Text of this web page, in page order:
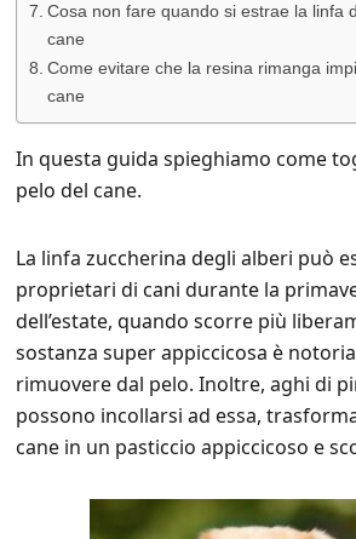
Cosa non fare quando si estrae la linfa
cane
Come evitare che la resina rimanga
cane
In questa guida spieghiamo come
pelo del cane.
La linfa zuccherina degli alberi può
proprietari di cani durante la
dell’estate, quando scorre più
sostanza super appiccicosa è
rimuovere dal pelo. Inoltre, aghi di
possono incollarsi ad essa,
cane in un pasticcio appiccicoso e